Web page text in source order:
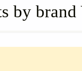
by